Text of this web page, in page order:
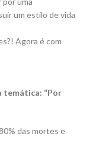
um estilo de vida
Agora é com
temática: “Por
das mortes e